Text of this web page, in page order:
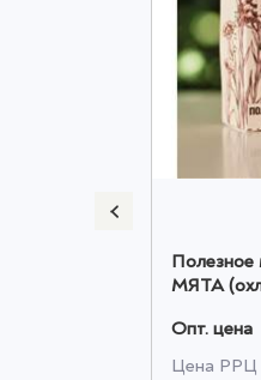
МЯТА
Опт. цена
Цена РРЦ